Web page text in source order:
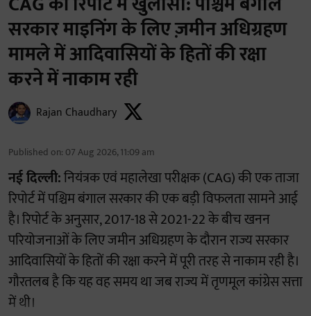
सरकार माइनिंग के लिए ज़मीन अधिग्रहण
मामले में आदिवासियों के हितों की रक्षा
करने में नाकाम रही
Rajan Chaudhary
Published on: 07 Aug 2026, 11:09 am
नई दिल्ली:नियंत्रक एवं महालेखा परीक्षक (CAG) की एक ताजा
रिपोर्ट में पश्चिम बंगाल सरकार की एक बड़ी विफलता सामने आई
है। रिपोर्ट के अनुसार, 2017-18 से 2021-22 के बीच खनन
परियोजनाओं के लिए जमीन अधिग्रहण के दौरान राज्य सरकार
आदिवासियों के हितों की रक्षा करने में पूरी तरह से नाकाम रही है।
गौरतलब है कि यह वह समय था जब राज्य में तृणमूल कांग्रेस सत्ता
में थी।